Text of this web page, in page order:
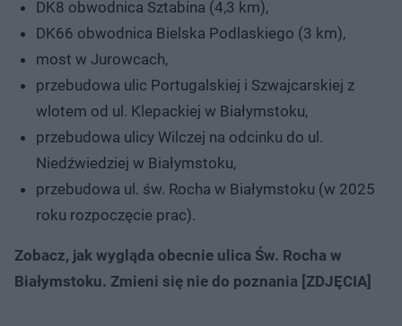
DK8 obwodnica Sztabina (4,3 km),
DK66 obwodnica Bielska Podlaskiego (3 km),
most w Jurowcach,
przebudowa ulic Portugalskiej i Szwajcarskiej z
wlotem od ul. Klepackiej w Białymstoku,
przebudowa ulicy Wilczej na odcinku do ul.
Niedźwiedziej w Białymstoku,
przebudowa ul. św. Rocha w Białymstoku (w 2025
roku rozpoczęcie prac).
Zobacz, jak wygląda obecnie ulica Św. Rocha w
Białymstoku. Zmieni się nie do poznania [ZDJĘCIA]